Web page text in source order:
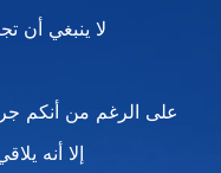
لا ينبغي أن
على الرغم من أنكم
إلا أنه